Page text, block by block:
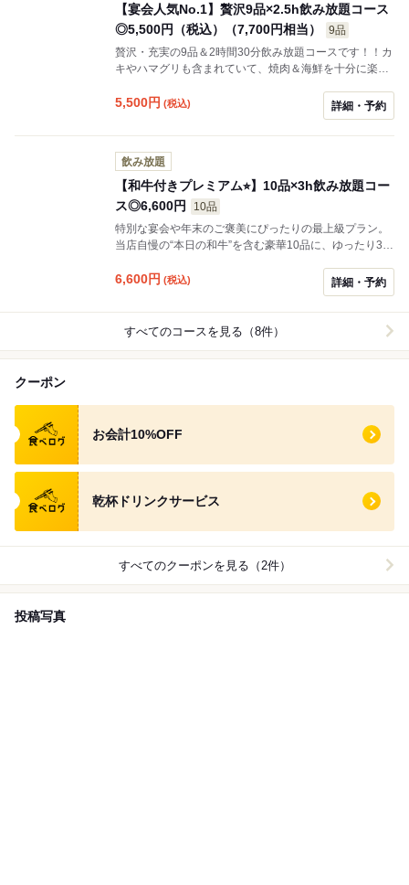
【宴会人気No.1】贅沢9品×2.5h飲み放題コース
◎5,500円（税込）（7,700円相当）
9品
贅沢・充実の9品＆2時間30分飲み放題コースです！！カ
キやハマグリも含まれていて、焼肉＆海鮮を十分に楽し
5,500円 (税込) 詳細・予約
飲み放題
【和牛付きプレミアム⭐︎】10品×3h飲み放題コー
ス◎6,600円
10品
特別な宴会や年末のご褒美にぴったりの最上級プラン。
当店自慢の“本日の和牛”を含む豪華10品に、ゆったり3時
に、他のコースを圧倒するプレミアム内容です。
6,600円 (税込) 詳細・予約
すべてのコースを見る（8件）
クーポン
食べログ クーポン
お会計10%OFF
食べログ クーポン
乾杯ドリンクサービス
すべてのクーポンを見る（2件）
投稿写真